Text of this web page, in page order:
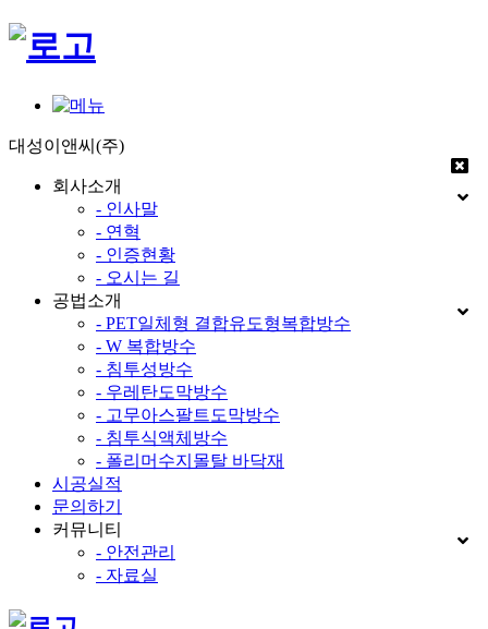
대성이앤씨(주)
회사소개
- 인사말
- 연혁
- 인증현황
- 오시는 길
공법소개
- PET일체형 결합유도형복합방수
- W 복합방수
- 침투성방수
- 우레탄도막방수
- 고무아스팔트도막방수
- 침투식액체방수
- 폴리머수지몰탈 바닥재
시공실적
문의하기
커뮤니티
- 안전관리
- 자료실